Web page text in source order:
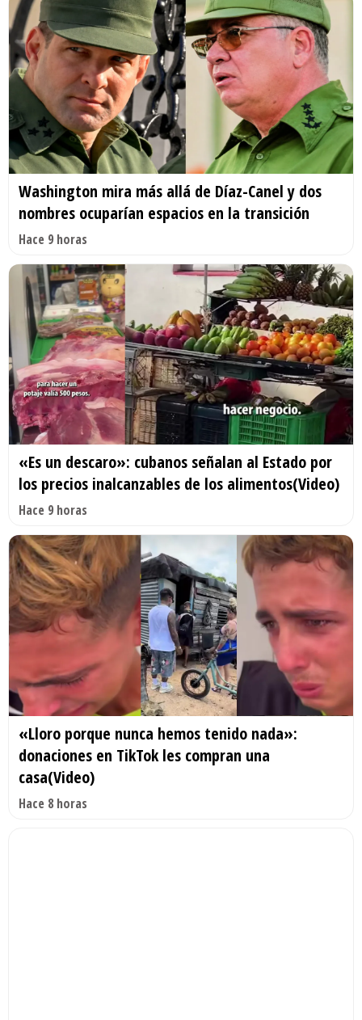
Washington mira más allá de Díaz-Canel y dos
nombres ocuparían espacios en la transición
Hace 9 horas
«Es un descaro»: cubanos señalan al Estado por
los precios inalcanzables de los alimentos(Video)
Hace 9 horas
«Lloro porque nunca hemos tenido nada»:
donaciones en TikTok les compran una
casa(Video)
Hace 8 horas